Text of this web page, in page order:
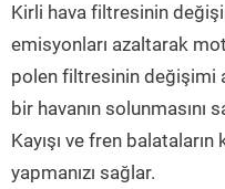
Kirli hava filtresinin
emisyonları azaltarak
polen filtresinin değişimi
bir havanın solunmasını
Kayışı ve fren
yapmanızı sağlar.